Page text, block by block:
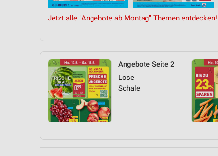
Jetzt alle "Angebote ab Montag" Themen entdecken!
Angebote Seite 2
Lose
Schale